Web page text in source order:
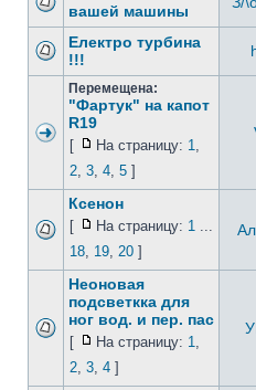
вашей машины
Електро турбина
!!!
Перемещена:
"Фартук" на капот
R19
[ На страницу: 1,
2, 3, 4, 5 ]
Ксенон
[ На страницу: 1 ...
18, 19, 20 ]
Неоновая
подсветкка для
ног вод. и пер. пас
[ На страницу: 1,
2, 3, 4 ]